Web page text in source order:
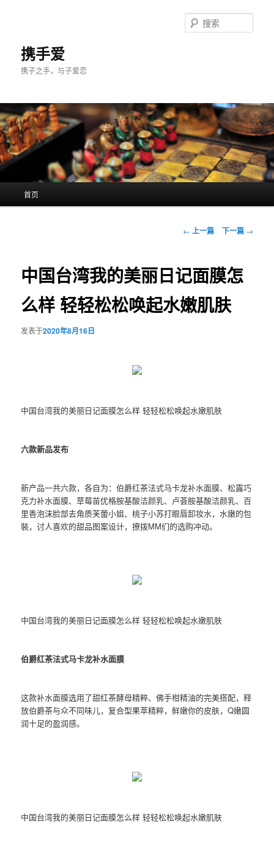
携手爱
携子之手，与子爱恋
索
首页
文
航
← 上一篇 下一篇 →
中国台湾我的美丽日记面膜怎
么样 轻轻松松唤起水嫩肌肤
发表于2020年8月16日
中国台湾我的美丽日记面膜怎么样 轻轻松松唤起水嫩肌肤
六款新品发布
新产品一共六款，各自为：伯爵红茶法式马卡龙补水面膜、松露巧
克力补水面膜、草莓苗优格胺基酸洁颜乳、卢荟胺基酸洁颜乳、百
里香泡沫脸部去角质芙蕾小姐、桃子小苏打眼唇卸妆水，水嫩的包
裝，讨人喜欢的甜品图案设计，撩拨MM们的选购冲动。
中国台湾我的美丽日记面膜怎么样 轻轻松松唤起水嫩肌肤
伯爵红茶法式马卡龙补水面膜
这款补水面膜选用了甜红茶酵母精粹、佛手柑精油的完美搭配，释
放伯爵茶与众不同味儿，复合型果萃精粹，鲜嫩你的皮肤，Q嫩圆
润十足的盈润感。
中国台湾我的美丽日记面膜怎么样 轻轻松松唤起水嫩肌肤